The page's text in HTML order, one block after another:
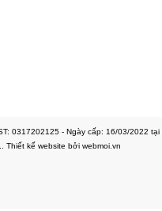
0317202125 - Ngày cấp: 16/03/2022 tại
Thiết kế website bởi webmoi.vn